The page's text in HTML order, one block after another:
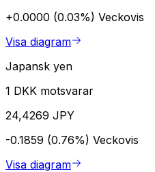
+0.0000 (0.03%) Veckovis
Visa diagram
Japansk yen
1 DKK motsvarar
24,4269 JPY
-0.1859 (0.76%) Veckovis
Visa diagram